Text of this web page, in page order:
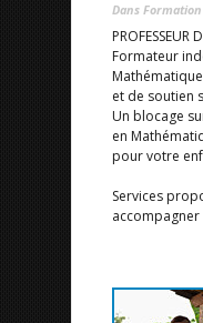
Dans
PROFESSEUR
Formateur
et de soutien
Un blocage
en
pour votre
Services